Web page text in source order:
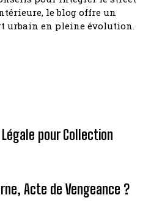
le blog offre un
urbain en pleine évolution.
pour Collection
Acte de Vengeance ?